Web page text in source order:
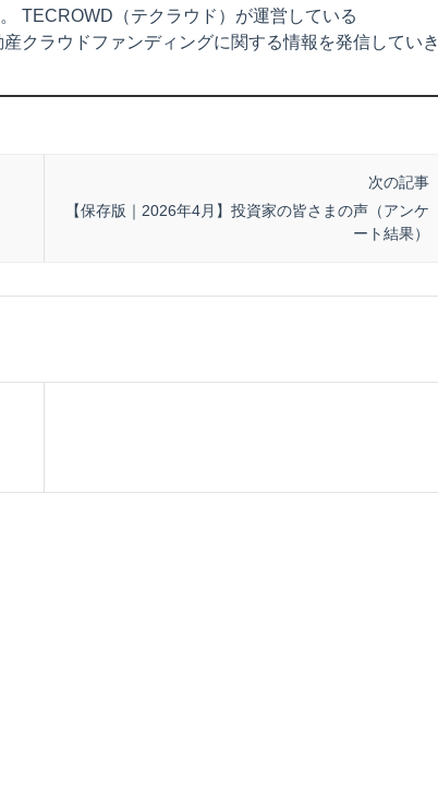
TECROWD（テクラウド）が運営している
クラウドファンディングに関する情報を発信していき
次の記事
【保存版｜2026年4月】投資家の皆さまの声（アンケ
ート結果）